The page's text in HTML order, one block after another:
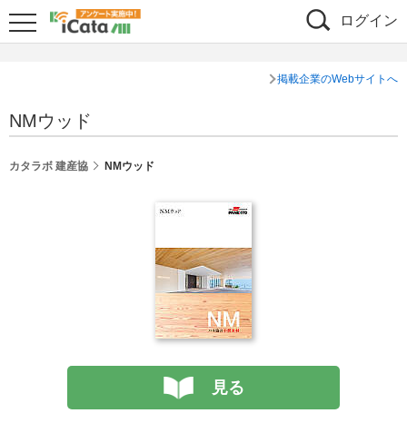
ログイン
掲載企業のWebサイトへ
NMウッド
カタラボ 建産協 NMウッド
見る